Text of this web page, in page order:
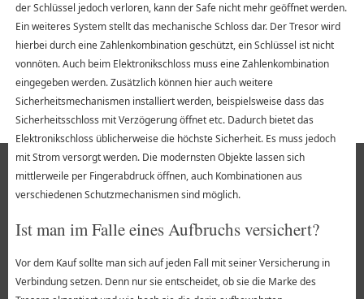
der Schlüssel jedoch verloren, kann der Safe nicht mehr geöffnet werden.
Ein weiteres System stellt das mechanische Schloss dar. Der Tresor wird
hierbei durch eine Zahlenkombination geschützt, ein Schlüssel ist nicht
vonnöten. Auch beim Elektronikschloss muss eine Zahlenkombination
eingegeben werden. Zusätzlich können hier auch weitere
Sicherheitsmechanismen installiert werden, beispielsweise dass das
Sicherheitsschloss mit Verzögerung öffnet etc. Dadurch bietet das
Elektronikschloss üblicherweise die höchste Sicherheit. Es muss jedoch
mit Strom versorgt werden. Die modernsten Objekte lassen sich
mittlerweile per Fingerabdruck öffnen, auch Kombinationen aus
verschiedenen Schutzmechanismen sind möglich.
Ist man im Falle eines Aufbruchs versichert?
Vor dem Kauf sollte man sich auf jeden Fall mit seiner Versicherung in
Verbindung setzen. Denn nur sie entscheidet, ob sie die Marke des